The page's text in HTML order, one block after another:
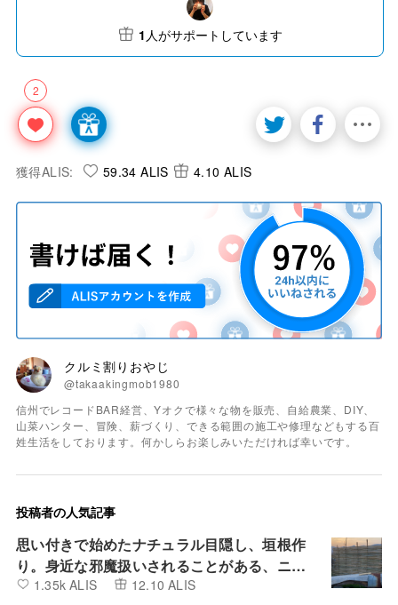
2
1 人がサポートしています
獲得ALIS: 59.34 ALIS 4.10 ALIS
クルミ割りおやじ
@takaakingmob1980
信州でレコードBAR経営、Yオクで様々な物を販売、自給農業、DIY、
山菜ハンター、冒険、薪づくり、できる範囲の施工や修理などもする百
姓生活をしております。何かしらお楽しみいただければ幸いです。
投稿者の人気記事
思い付きで始めたナチュラル目隠し、垣根作
り。身近な邪魔扱いされることがある、ニセ
アカシアや竹を活用したアート作品
1.35k ALIS 12.10 ALIS